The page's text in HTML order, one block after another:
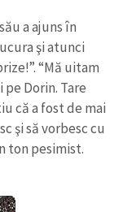
a ajuns în
şi atunci
“Mă uitam
Dorin. Tare
că a fost de mai
şi să vorbesc cu
ton pesimist.